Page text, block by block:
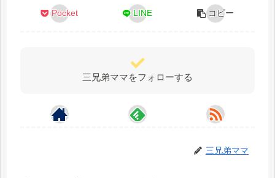
Pocket LINE コピー
三兄弟ママをフォローする
三兄弟ママ